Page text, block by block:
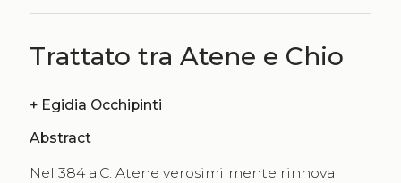
Trattato tra Atene e Chio
+ Egidia Occhipinti
Abstract
Nel 384 a.C. Atene verosimilmente rinnova